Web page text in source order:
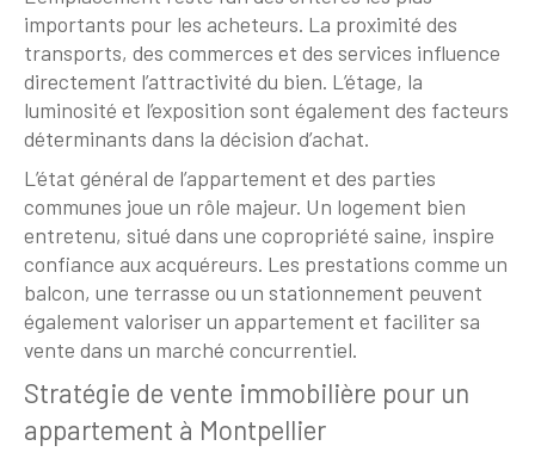
importants pour les acheteurs. La proximité des
transports, des commerces et des services influence
directement l’attractivité du bien. L’étage, la
luminosité et l’exposition sont également des facteurs
déterminants dans la décision d’achat.
L’état général de l’appartement et des parties
communes joue un rôle majeur. Un logement bien
entretenu, situé dans une copropriété saine, inspire
confiance aux acquéreurs. Les prestations comme un
balcon, une terrasse ou un stationnement peuvent
également valoriser un appartement et faciliter sa
vente dans un marché concurrentiel.
Stratégie de vente immobilière pour un
appartement à Montpellier